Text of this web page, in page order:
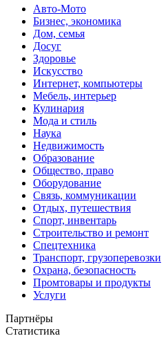
Авто-Мото
Бизнес, экономика
Дом, семья
Досуг
Здоровье
Искусство
Интернет, компьютеры
Мебель, интерьер
Кулинария
Мода и стиль
Наука
Недвижимость
Образование
Общество, право
Оборудование
Связь, коммуникации
Отдых, путешествия
Спорт, инвентарь
Строительство и ремонт
Спецтехника
Транспорт, грузоперевозки
Охрана, безопасность
Промтовары и продукты
Услуги
Партнёры
Статистика